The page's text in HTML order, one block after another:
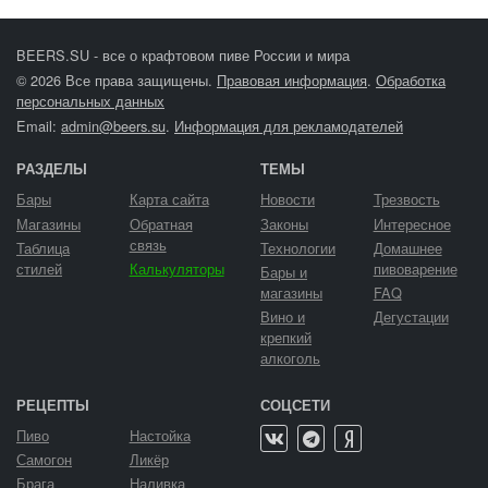
BEERS.SU - все о крафтовом пиве России и мира
© 2026 Все права защищены. Правовая информация. Обработка
персональных данных
Email: admin@beers.su. Информация для рекламодателей
РАЗДЕЛЫ
Бары
Магазины
Таблица
стилей
Карта сайта
Обратная
связь
Калькуляторы
ТЕМЫ
Новости
Законы
Технологии
Бары и
магазины
Вино и
крепкий
алкоголь
Трезвость
Интересное
Домашнее
пивоварение
FAQ
Дегустации
РЕЦЕПТЫ
Пиво
Самогон
Брага
Настойка
Ликёр
Наливка
СОЦСЕТИ